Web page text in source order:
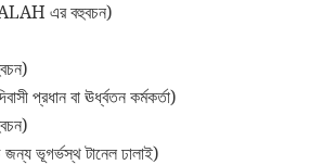
এর বহুবচন)
প্রধান বা ঊর্ধ্বতন কর্মকর্তা)
ভূগর্ভস্থ টানেল ঢালাই)